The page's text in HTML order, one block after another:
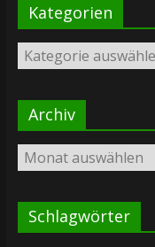
Kategorien
Kategorien
Archiv
Archiv
Schlagwörter